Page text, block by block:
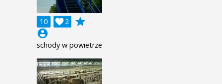
10 2

grade
account_circle
schody w powietrze